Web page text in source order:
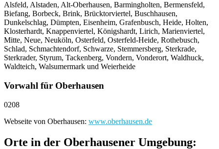
Alsfeld, Alstaden, Alt-Oberhausen, Barmingholten, Bermensfeld,
Biefang, Borbeck, Brink, Brücktorviertel, Buschhausen,
Dunkelschlag, Dümpten, Eisenheim, Grafenbusch, Heide, Holten,
Klosterhardt, Knappenviertel, Königshardt, Lirich, Marienviertel,
Mitte, Neue, Neuköln, Osterfeld, Osterfeld-Heide, Rothebusch,
Schlad, Schmachtendorf, Schwarze, Stemmersberg, Sterkrade,
Sterkrader, Styrum, Tackenberg, Vondern, Vonderort, Waldhuck,
Waldteich, Walsumermark und Weierheide
Vorwahl für Oberhausen
0208
Webseite von Oberhausen: www.oberhausen.de
Orte in der Oberhausener Umgebung: